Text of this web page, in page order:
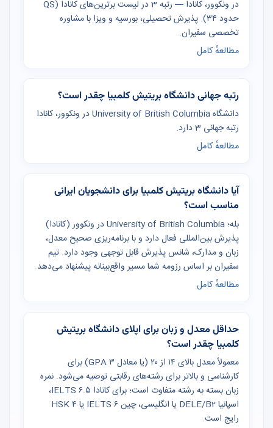
در ونکوور، کانادا — رتبه 3 در لیست برترین‌های کانادا (QS
حدود ۳۴). پذیرش تحصیلی، بورسیه و ویزا با مشاوره
تخصصی سفیران.
مطالعهٔ کامل
رتبه جهانی دانشگاه بریتیش کلمبیا چقدر است؟
دانشگاه University of British Columbia در ونکوور، کانادا
رتبه جهانی 3 دارد.
مطالعهٔ کامل
آیا دانشگاه بریتیش کلمبیا برای دانشجویان ایرانی
مناسب است؟
بله؛ University of British Columbia در ونکوور (کانادا)
پذیرش بین‌المللی فعال دارد و با برنامه‌ریزی صحیح معدل،
زبان و مدارک، شانس پذیرش قابل توجهی وجود دارد. تیم
سفیران بر اساس رزومه شما مسیر واقع‌بینانه پیشنهاد می‌دهد.
مطالعهٔ کامل
حداقل معدل و زبان برای اپلای دانشگاه بریتیش
کلمبیا چقدر است؟
معمولاً معدل بالای ۱۴ از ۲۰ (یا معادل GPA ۳) برای
کارشناسی و بالاتر برای رشته‌های رقابتی توصیه می‌شود. نمره
زبان بسته به رشته متفاوت است؛ برای کانادا IELTS ۶.۵،
اسپانیا DELE/B2 یا انگلیسی، چین IELTS ۶ یا HSK ۴
رایج است.